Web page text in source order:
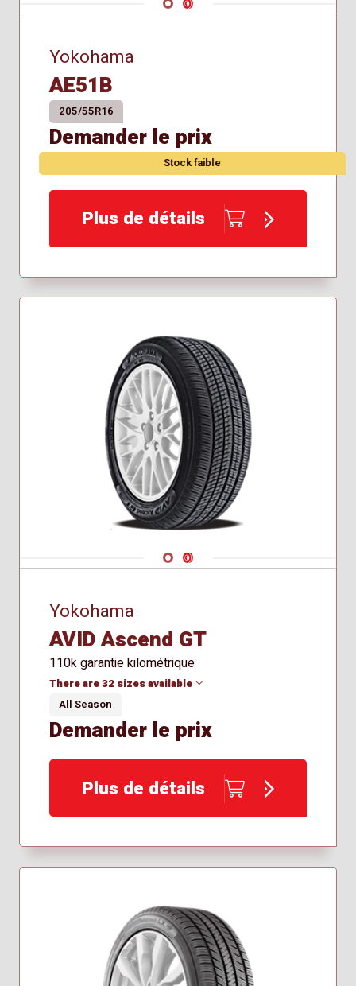
Yokohama
AE51B
205/55R16
Demander le prix
Stock faible
Plus de détails
Navigate 1
Navigate 2
Yokohama
AVID Ascend GT
110k garantie kilométrique
There are 32 sizes available
185/55R15
205/55R16
215/45R17
215/50R17
225/45R18
225/50R17
225/50R18
225/55R17
All Season
Demander le prix
Plus de détails